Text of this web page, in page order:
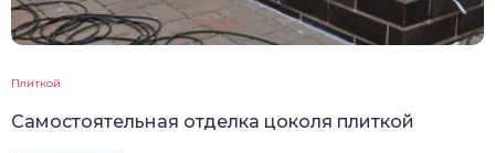
Плиткой
Самостоятельная отделка цоколя плиткой